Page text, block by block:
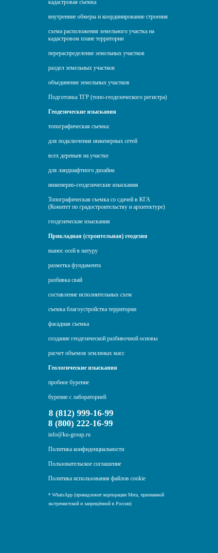
кадастровая съемка
внутренние обмеры и координирование строения
схема расположения земельного участка на
кадастровом плане территории
перераспределение земельных участков
раздел земельных участков
объединение земельных участков
Подготовка ТГР (топо-геодезического регистра)
Геодезические изыскания
топографическая съемка:
для подключения инженерных сетей
всех деревьев на участке
для ландшафтного дизайна
инженерно-геодезические изыскания
Топографическая съемка со сдачей в КГА
(Комитет по градостроительству и архитектуре)
геодезические изыскания
Прикладная (строительная) геодезия
вынос осей в натуру
разметка фундамента
разбивка свай
составление исполнительных схем
съемка благоустройства территории
фасадная съемка
создание геодезической разбивочной основы
расчет объемов земляных масс
Геологические изыскания
пробное бурение
бурение с лабораторией
8 (812) 999-16-99
8 (800) 222-16-99
info@ku-group.ru
Политика конфиденциальности
Пользовательское соглашение
Политика использования файлов cookie
* WhatsApp (принадлежит корпорации Meta, признанной
экстремистской и запрещённой в России)